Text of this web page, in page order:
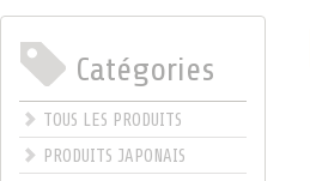
Catégories
TOUS LES PRODUITS
PRODUITS JAPONAIS